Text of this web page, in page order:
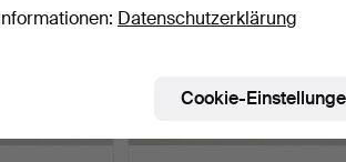
Datenschutzerklärung
Cookie-